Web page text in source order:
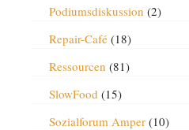
Podiumsdiskussion (2)
Repair-Café(18)
Ressourcen (81)
SlowFood (15)
Sozialforum Amper(10)